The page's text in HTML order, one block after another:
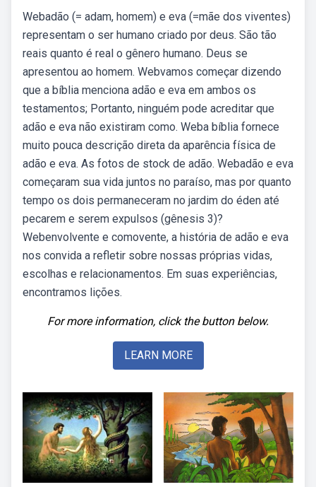
Webadão (= adam, homem) e eva (=mãe dos viventes)
representam o ser humano criado por deus. São tão
reais quanto é real o gênero humano. Deus se
apresentou ao homem. Webvamos começar dizendo
que a bíblia menciona adão e eva em ambos os
testamentos; Portanto, ninguém pode acreditar que
adão e eva não existiram como. Weba bíblia fornece
muito pouca descrição direta da aparência física de
adão e eva. As fotos de stock de adão. Webadão e eva
começaram sua vida juntos no paraíso, mas por quanto
tempo os dois permaneceram no jardim do éden até
pecarem e serem expulsos (gênesis 3)?
Webenvolvente e comovente, a história de adão e eva
nos convida a refletir sobre nossas próprias vidas,
escolhas e relacionamentos. Em suas experiências,
encontramos lições.
For more information, click the button below.
LEARN MORE